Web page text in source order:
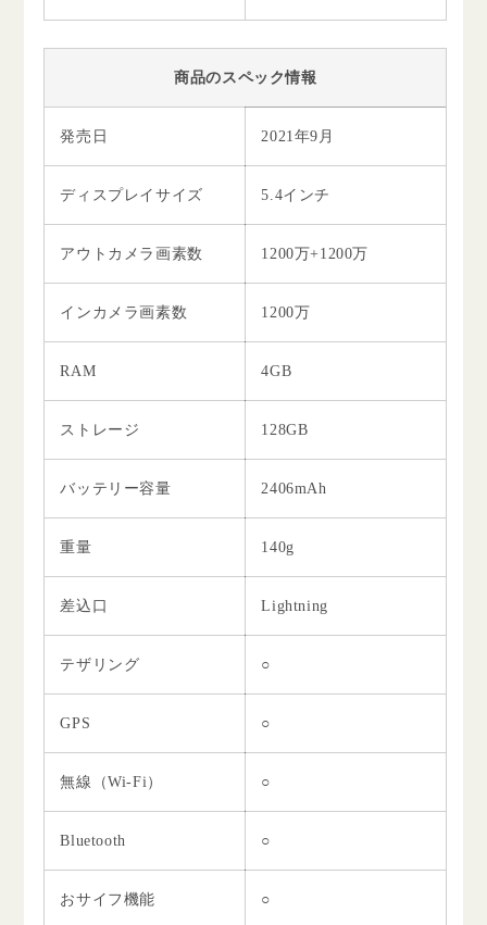
商品のスペック情報
発売日 2021年9月
ディスプレイサイズ 5.4インチ
アウトカメラ画素数 1200万+1200万
インカメラ画素数 1200万
RAM 4GB
ストレージ 128GB
バッテリー容量 2406mAh
重量 140g
差込口 Lightning
テザリング ○
GPS ○
無線（Wi-Fi） ○
Bluetooth ○
おサイフ機能 ○